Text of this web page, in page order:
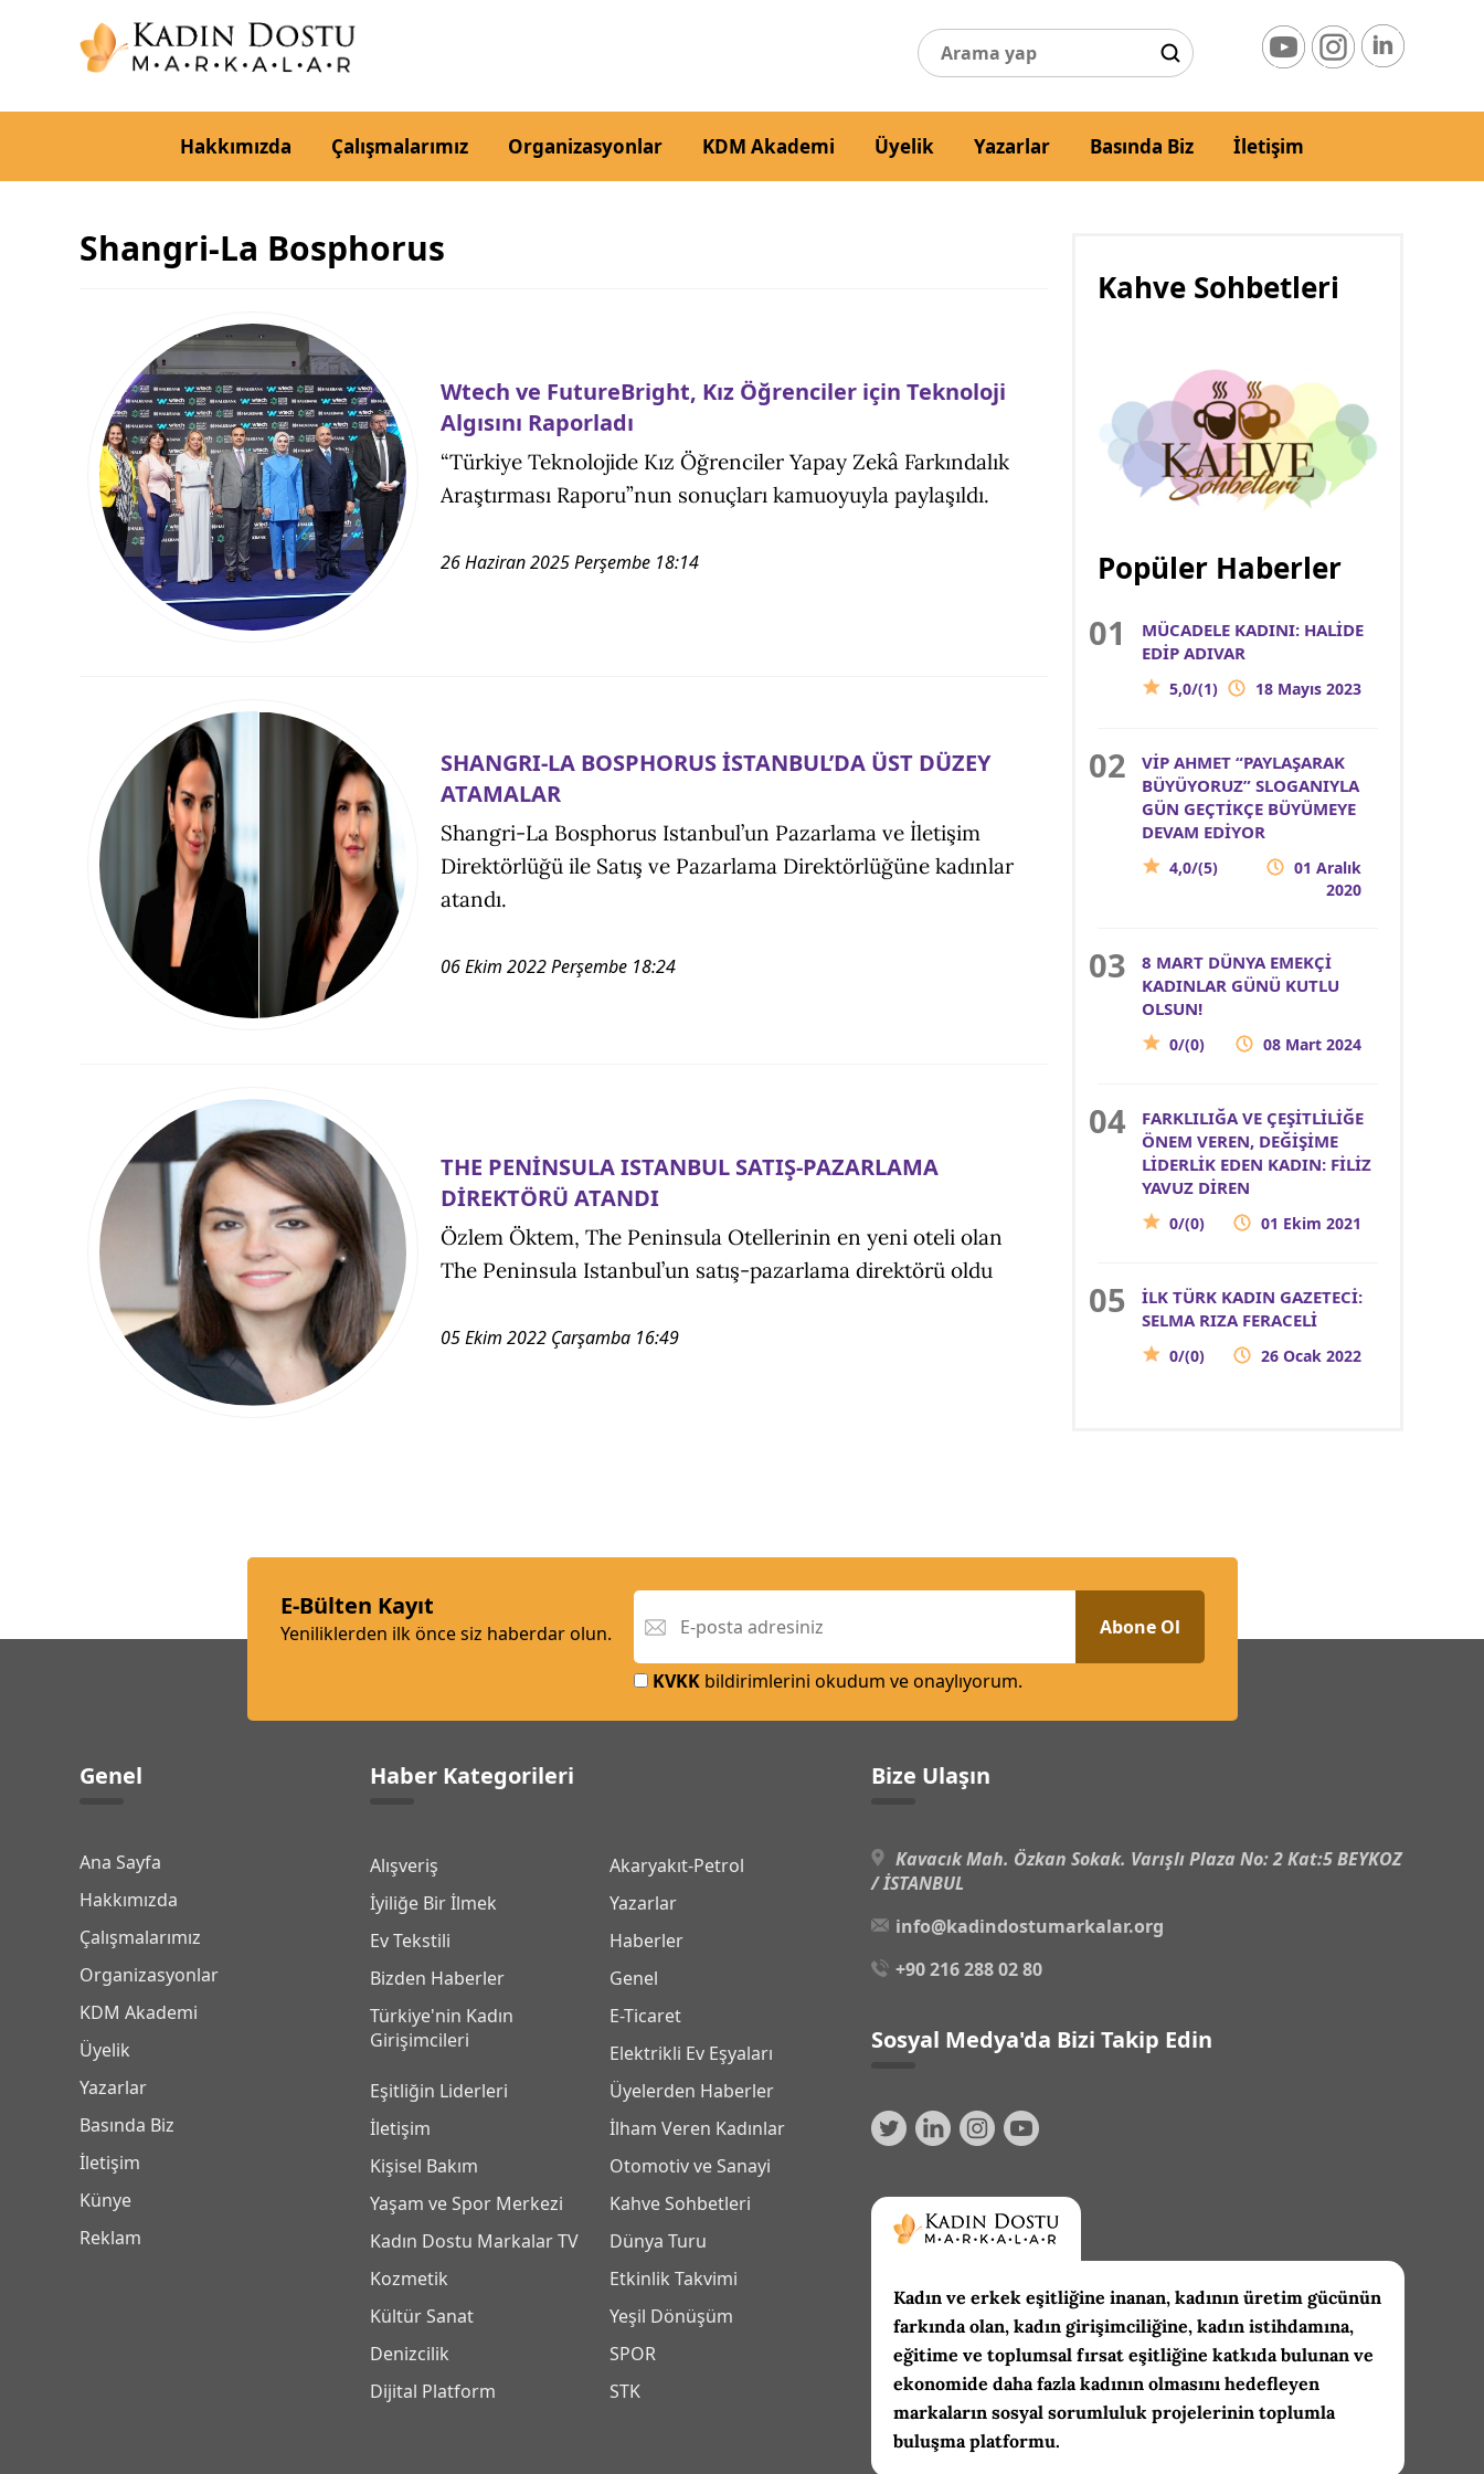
Hakkımızda Çalışmalarımız Organizasyonlar KDM Akademi Üyelik Yazarlar Basında Biz İletişim
Shangri-La Bosphorus
Wtech ve FutureBright, Kız Öğrenciler için Teknoloji
Algısını Raporladı
“Türkiye Teknolojide Kız Öğrenciler Yapay Zekâ Farkındalık
Araştırması Raporu”nun sonuçları kamuoyuyla paylaşıldı.
26 Haziran 2025 Perşembe 18:14
SHANGRI-LA BOSPHORUS İSTANBUL’DA ÜST DÜZEY
ATAMALAR
Shangri-La Bosphorus Istanbul’un Pazarlama ve İletişim
Direktörlüğü ile Satış ve Pazarlama Direktörlüğüne kadınlar
atandı.
06 Ekim 2022 Perşembe 18:24
THE PENİNSULA ISTANBUL SATIŞ-PAZARLAMA
DİREKTÖRÜ ATANDI
Özlem Öktem, The Peninsula Otellerinin en yeni oteli olan
The Peninsula Istanbul’un satış-pazarlama direktörü oldu
05 Ekim 2022 Çarşamba 16:49
Kahve Sohbetleri
Popüler Haberler
MÜCADELE KADINI: HALİDE
EDİP ADIVAR
5,0/(1) 18 Mayıs 2023
VİP AHMET “PAYLAŞARAK
BÜYÜYORUZ” SLOGANIYLA
GÜN GEÇTİKÇE BÜYÜMEYE
DEVAM EDİYOR
4,0/(5)
01 Aralık
2020
8 MART DÜNYA EMEKÇİ
KADINLAR GÜNÜ KUTLU
OLSUN!
0/(0) 08 Mart 2024
FARKLILIĞA VE ÇEŞİTLİLİĞE
ÖNEM VEREN, DEĞİŞİME
LİDERLİK EDEN KADIN: FİLİZ
YAVUZ DİREN
0/(0) 01 Ekim 2021
İLK TÜRK KADIN GAZETECİ:
SELMA RIZA FERACELİ
0/(0) 26 Ocak 2022
E-Bülten Kayıt
Yeniliklerden ilk önce siz haberdar olun. Abone Ol
KVKKbildirimlerini okudum ve onaylıyorum.
Genel
Ana Sayfa
Hakkımızda
Çalışmalarımız
Organizasyonlar
KDM Akademi
Üyelik
Yazarlar
Basında Biz
İletişim
Künye
Reklam
Haber Kategorileri
Alışveriş
Akaryakıt-Petrol
İyiliğe Bir İlmek
Yazarlar
Ev Tekstili
Haberler
Bizden Haberler
Genel
Türkiye'nin Kadın
Girişimcileri
E-Ticaret
Elektrikli Ev Eşyaları
Eşitliğin Liderleri
Üyelerden Haberler
İletişim
İlham Veren Kadınlar
Kişisel Bakım
Otomotiv ve Sanayi
Yaşam ve Spor Merkezi
Kahve Sohbetleri
Kadın Dostu Markalar TV
Dünya Turu
Kozmetik
Etkinlik Takvimi
Kültür Sanat
Yeşil Dönüşüm
Denizcilik
SPOR
Dijital Platform
STK
Bize Ulaşın
Kavacık Mah. Özkan Sokak. Varışlı Plaza No: 2 Kat:5 BEYKOZ
/ İSTANBUL
info@kadindostumarkalar.org
+90 216 288 02 80
Sosyal Medya'da Bizi Takip Edin
Kadın ve erkek eşitliğine inanan, kadının üretim gücünün
farkında olan, kadın girişimciliğine, kadın istihdamına,
eğitime ve toplumsal fırsat eşitliğine katkıda bulunan ve
ekonomide daha fazla kadının olmasını hedefleyen
markaların sosyal sorumluluk projelerinin toplumla
buluşma platformu.